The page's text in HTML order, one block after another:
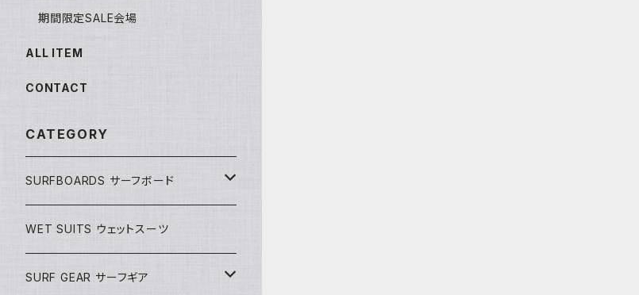
期間限定SALE会場
ALL ITEM
CONTACT
CATEGORY
SURFBOARDS サーフボード
LONGBOARDS ロングボード
AKIRA ISHIZUKA
SHORTBOARDS ショートボード
WET SUITS ウェットスーツ
SURF GEAR サーフギア